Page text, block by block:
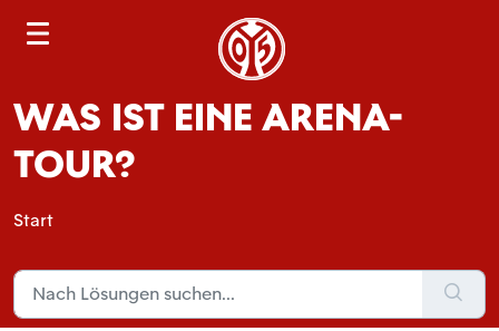
WAS IST EINE ARENA-
TOUR?
Start